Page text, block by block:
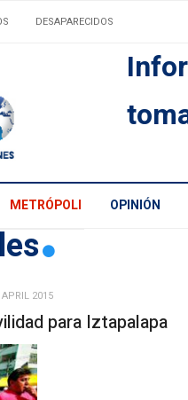
DESAPARECIDOS
METRÓPOLI OPINIÓN
APRIL 2015
para Iztapalapa